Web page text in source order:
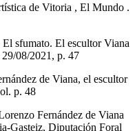
de Vitoria , El Mundo .
sfumato. El escultor Viana
08/2021, p. 47
de Viana, el escultor
p. 48
Fernández de Viana
Gasteiz, Diputación Foral